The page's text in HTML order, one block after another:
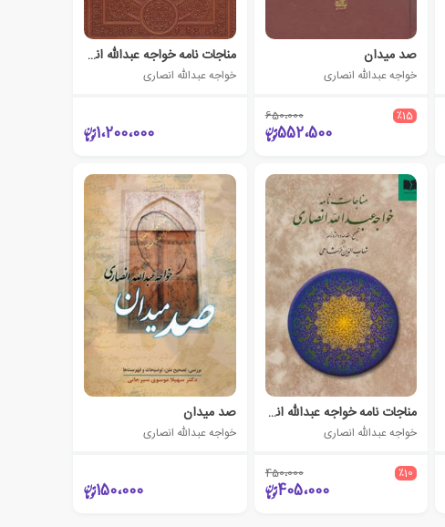
صد میدان
خواجه عبدالله انصاری
٪15 650،000
552،500
مناجات نامه خواجه عبدالله انصاری
خواجه عبدالله انصاری
1،200،000
مناجات نامه خواجه عبدالله انصاری
خواجه عبدالله انصاری
٪10 450،000
405،000
صد میدان
خواجه عبدالله انصاری
150،000